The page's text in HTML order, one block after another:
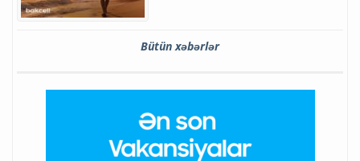
Bütün xəbərlər